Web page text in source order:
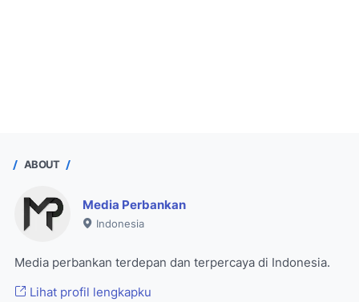
ABOUT
Media Perbankan
Indonesia
Media perbankan terdepan dan terpercaya di Indonesia.
Lihat profil lengkapku